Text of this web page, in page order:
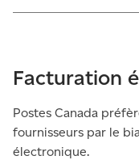
Facturation
Postes Canada
fournisseurs par le
électronique.